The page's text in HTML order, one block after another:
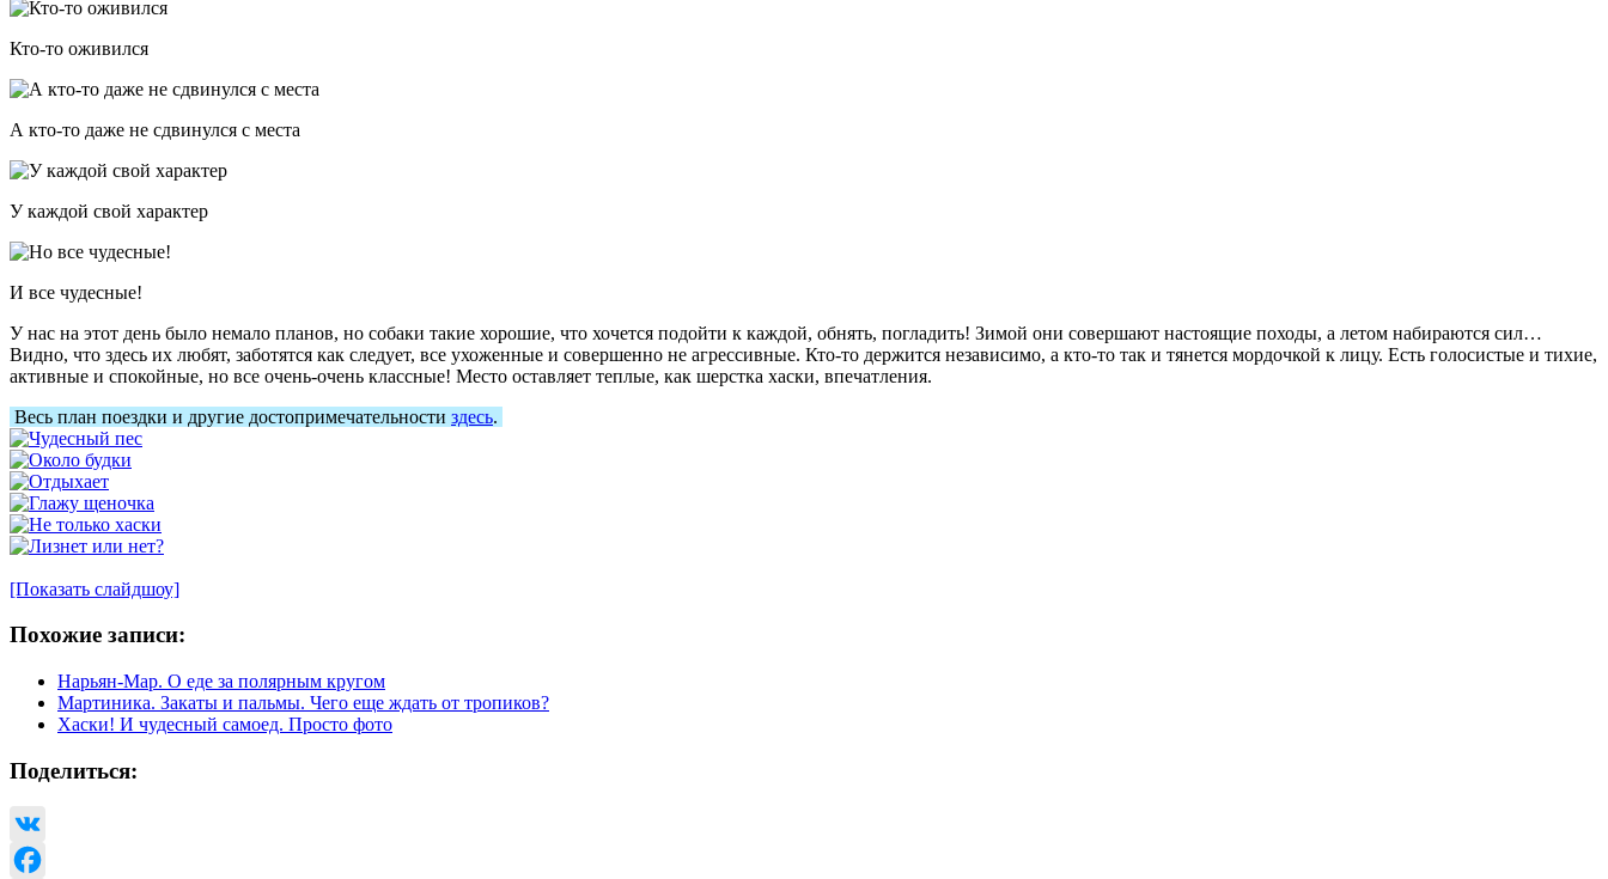
Кто-то оживился
А кто-то даже не сдвинулся с места
У каждой свой характер
И все чудесные!
У нас на этот день было немало планов, но собаки такие хорошие, что хочется подойти к каждой, обнять, погладить! Зимой они совершают настоящие походы, а летом набираются сил…
Видно, что здесь их любят, заботятся как следует, все ухоженные и совершенно не агрессивные. Кто-то держится независимо, а кто-то так и тянется мордочкой к лицу. Есть голосистые и тихие,
активные и спокойные, но все очень-очень классные! Место оставляет теплые, как шерстка хаски, впечатления.
Весь план поездки и другие достопримечательности здесь.
[Показать слайдшоу]
Похожие записи:
Нарьян-Мар. О еде за полярным кругом
Мартиника. Закаты и пальмы. Чего еще ждать от тропиков?
Хаски! И чудесный самоед. Просто фото
Поделиться:
VK